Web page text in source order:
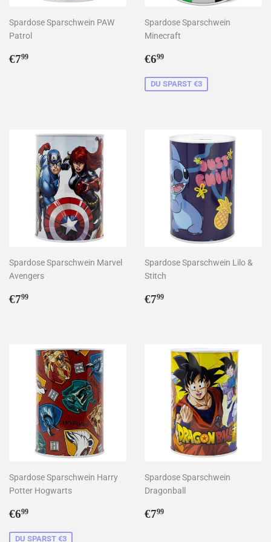
Spardose Sparschwein PAW
Patrol
Normaler
€799
Spardose Sparschwein
Minecraft
Sonderpreis
€699
DU SPARST €3
Spardose Sparschwein Marvel
Avengers
Normaler
€799
Spardose Sparschwein Lilo &
Stitch
Normaler
€799
Spardose Sparschwein Harry
Potter Hogwarts
Sonderpreis
€699
DU SPARST €3
Spardose Sparschwein
Dragonball
Normaler
€799